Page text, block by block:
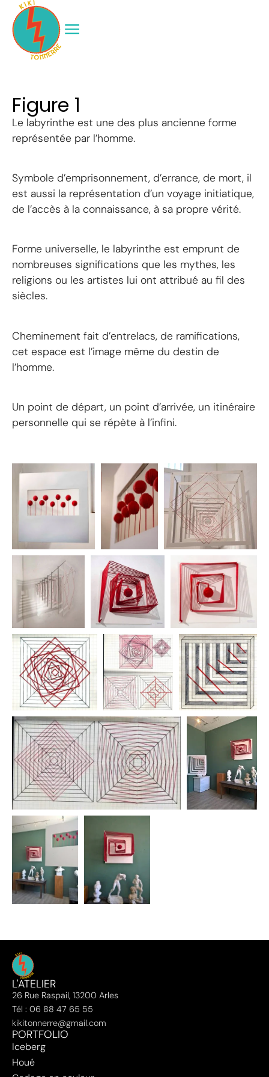
Figure 1
Le labyrinthe est une des plus ancienne forme
représentée par l’homme.
Symbole d’emprisonnement, d’errance, de mort, il
est aussi la représentation d’un voyage initiatique,
de l’accès à la connaissance, à sa propre vérité.
Forme universelle, le labyrinthe est emprunt de
nombreuses significations que les mythes, les
religions ou les artistes lui ont attribué au fil des
siècles.
Cheminement fait d’entrelacs, de ramifications,
cet espace est l’image même du destin de
l’homme.
Un point de départ, un point d’arrivée, un itinéraire
personnelle qui se répète à l’infini.
L'ATELIER
26 Rue Raspail, 13200 Arles
Tél : 06 88 47 65 55
kikitonnerre@gmail.com
PORTFOLIO
Iceberg
Houé